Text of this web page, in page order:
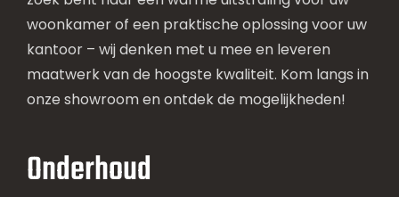
woonkamer of een praktische oplossing voor uw
kantoor – wij denken met u mee en leveren
maatwerk van de hoogste kwaliteit. Kom langs in
onze showroom en ontdek de mogelijkheden!
Onderhoud